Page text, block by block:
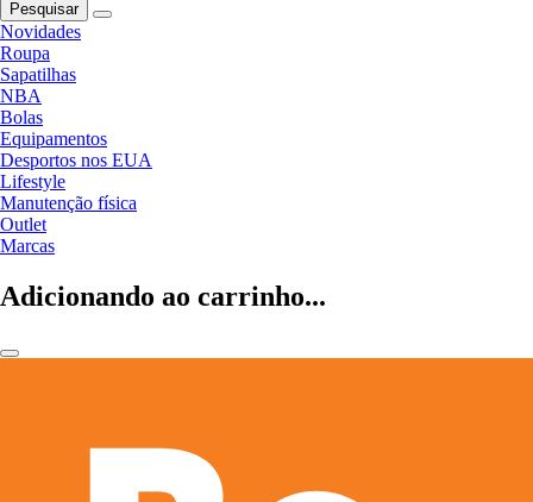
Pesquisar
Novidades
Roupa
Sapatilhas
NBA
Bolas
Equipamentos
Desportos nos EUA
Lifestyle
Manutenção física
Outlet
Marcas
Adicionando ao carrinho...